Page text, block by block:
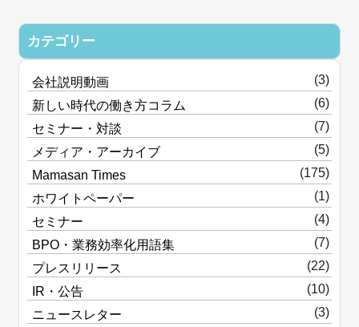
カテゴリー
会社説明動画
(3)
新しい時代の働き方コラム
(6)
セミナー・対談
(7)
メディア・アーカイブ
(5)
Mamasan Times
(175)
ホワイトペーパー
(1)
セミナー
(4)
BPO・業務効率化用語集
(7)
プレスリリース
(22)
IR・公告
(10)
ニュースレター
(3)